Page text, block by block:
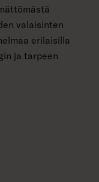
valaisinten
erilaisilla
ja tarpeen